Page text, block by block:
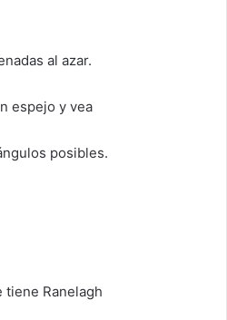
al azar.
espejo y vea
posibles.
tiene Ranelagh